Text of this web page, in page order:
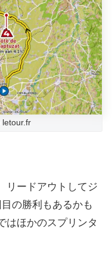
リードアウトしてジ
の勝利もあるかも
はほかのスプリンタ